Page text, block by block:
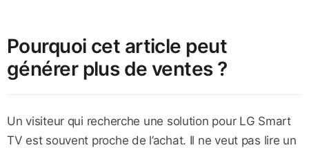
Pourquoi cet article peut
générer plus de ventes ?
Un visiteur qui recherche une solution pour LG Smart
TV est souvent proche de l’achat. Il ne veut pas lire un